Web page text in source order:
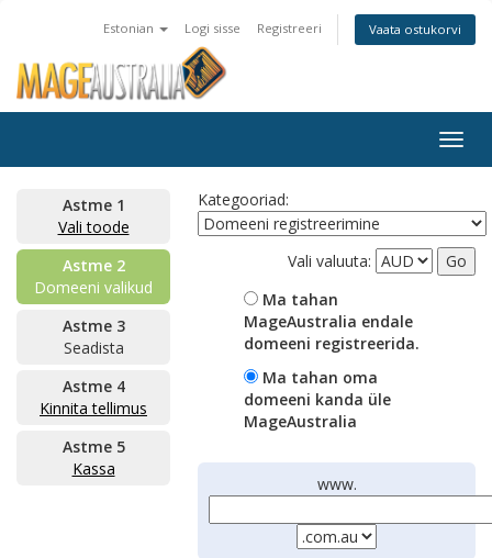
Estonian Logi sisse Registreeri Vaata ostukorvi
Astme 1
Vali toode
Astme 2
Domeeni valikud
Astme 3
Seadista
Astme 4
Kinnita tellimus
Astme 5
Kassa
Kategooriad:
Vali valuuta:
Ma tahan
MageAustralia endale
domeeni registreerida.
Ma tahan oma
domeeni kanda üle
MageAustralia
www.